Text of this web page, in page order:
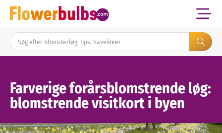
Farverige forårsblomstrende løg:
blomstrende visitkort i byen